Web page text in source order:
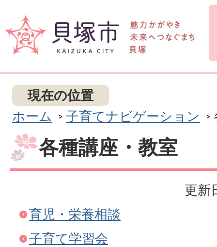
現在の位置
ホーム
子育てナビゲーション
各種講座・教室
更新
育児・栄養相談
子育て学習会